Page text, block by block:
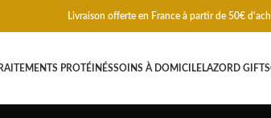
Livraison offerte en France à partir de 50€
PROTÉINÉSSOINS À DOMICILELAZORD GIFTS